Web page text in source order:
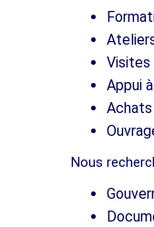
Visites
Appui
Nous